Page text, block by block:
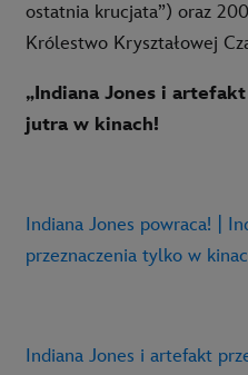
ostatnia krucjata”) oraz
Królestwo Kryształowej
„Indiana Jones i
jutra w kinach!
Indiana Jones powraca! |
przeznaczenia tylko w
Indiana Jones i artefakt